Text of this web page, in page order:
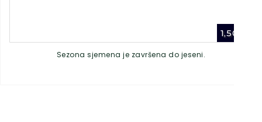
1,50
Sezona sjemena je završena do jeseni.